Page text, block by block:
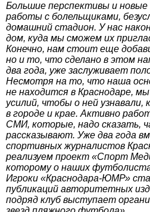
Большие перспективы и
работы с болельщиками,
домашний стадион. У нас
дом, куда мы сможем их
Конечно, нам стоит еще
но и то, что сделано в этом
два года, уже заслуживает
Несмотря на то, что наша
не находится в Краснодаре,
усилий, чтобы о ней
в городе и крае. Активно
СМИ, которые, надо сказать,
рассказывают. Уже два года
спортивных журналистов
реализуем проект «Спорт
которому о наших
Игроки «Краснодара-ЮМР»
публикаций авторитетных
подряд клуб выступает